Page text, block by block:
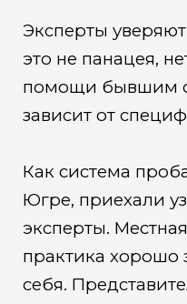
Эксперты
это не панацея,
помощи бывшим
зависит от
Как система
Югре, приехали
эксперты.
практика хорошо
себя.